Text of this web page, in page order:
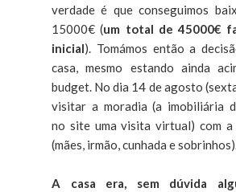
verdade é que conseguimos
15000€ (um total de 45000€
inicial). Tomámos então a
casa, mesmo estando ainda
budget. No dia 14 de agosto
visitar a moradia (a imobiliária
no site uma visita virtual) com a
(mães, irmão, cunhada e
A casa era, sem dúvida